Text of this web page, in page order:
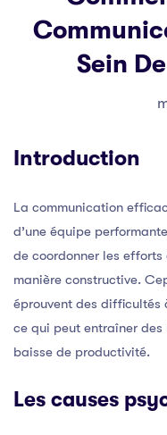
Sein
Introduction
La communication
d’une équipe
de coordonner les
manière constructive.
éprouvent des difficultés
ce qui peut entraîner
baisse de productivité.
Les causes